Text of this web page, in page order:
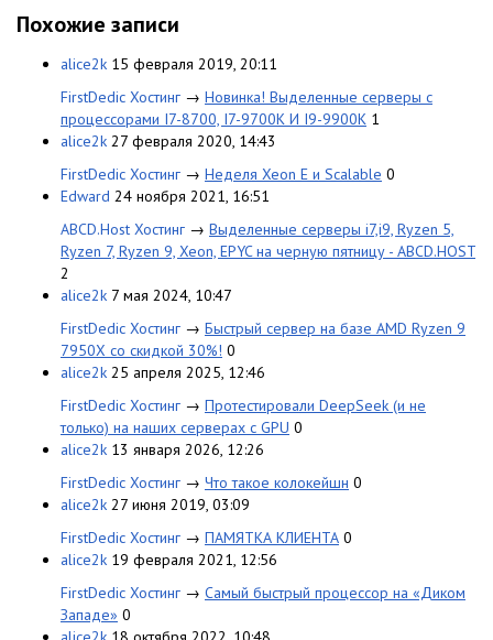
Похожие записи
alice2k 15 февраля 2019, 20:11
FirstDedic Хостинг → Новинка! Выделенные серверы с
процессорами I7-8700, I7-9700K И I9-9900K 1
alice2k 27 февраля 2020, 14:43
FirstDedic Хостинг → Неделя Xeon E и Scalable 0
Edward 24 ноября 2021, 16:51
ABCD.Host Хостинг → Выделенные серверы i7,i9, Ryzen 5,
Ryzen 7, Ryzen 9, Xeon, EPYC на черную пятницу - ABCD.HOST
2
alice2k 7 мая 2024, 10:47
FirstDedic Хостинг → Быстрый сервер на базе AMD Ryzen 9
7950X со скидкой 30%! 0
alice2k 25 апреля 2025, 12:46
FirstDedic Хостинг → Протестировали DeepSeek (и не
только) на наших серверах с GPU 0
alice2k 13 января 2026, 12:26
FirstDedic Хостинг → Что такое колокейшн 0
alice2k 27 июня 2019, 03:09
FirstDedic Хостинг → ПАМЯТКА КЛИЕНТА 0
alice2k 19 февраля 2021, 12:56
FirstDedic Хостинг → Самый быстрый процессор на «Диком
Западе» 0